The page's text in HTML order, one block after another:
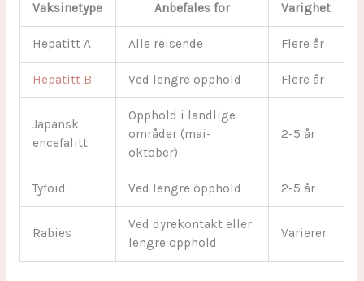
Vaksinetype
Anbefales for Varighet
Hepatitt A Alle reisende Flere år
Hepatitt B Ved lengre opphold Flere år
Japansk
encefalitt
Opphold i landlige
områder (mai-
oktober)
2-5 år
Tyfoid Ved lengre opphold 2-5 år
Rabies
Ved dyrekontakt eller
lengre opphold
Varierer